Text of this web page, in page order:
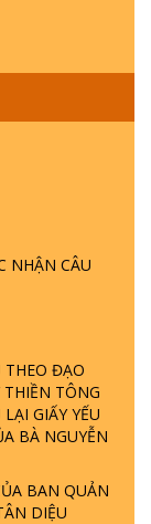
NHẬN CÂU
THEO ĐẠO
THIỀN TÔNG
GIẤY YẾU
BÀ NGUYỄN
BAN QUẢN
DIỆU
49 NĂM
|
BIỆT P22 - TẠI
TAI - LŨ LỤT